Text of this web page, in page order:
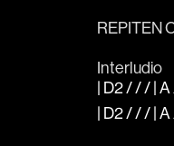
REPITEN
Interludio
| D2 / / / |
| D2 / / / |